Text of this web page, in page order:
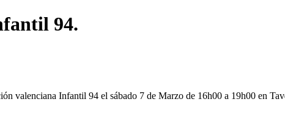
94.
valenciana Infantil 94 el sábado 7 de Marzo de 16h00 a 19h00 en